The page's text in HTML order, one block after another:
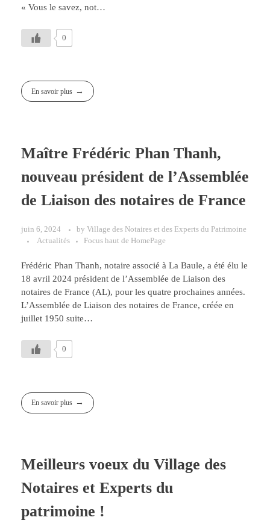
« Vous le savez, not…
0
En savoir plus
Maître Frédéric Phan Thanh,
nouveau président de l’Assemblée
de Liaison des notaires de France
juin 6, 2024 by Village des Notaires et des Experts du Patrimoine
Actualités
Focus haut de HomePage
Frédéric Phan Thanh, notaire associé à La Baule, a été élu le
18 avril 2024 président de l’Assemblée de Liaison des
notaires de France (AL), pour les quatre prochaines années.
L’Assemblée de Liaison des notaires de France, créée en
juillet 1950 suite…
0
En savoir plus
Meilleurs voeux du Village des
Notaires et Experts du
patrimoine !